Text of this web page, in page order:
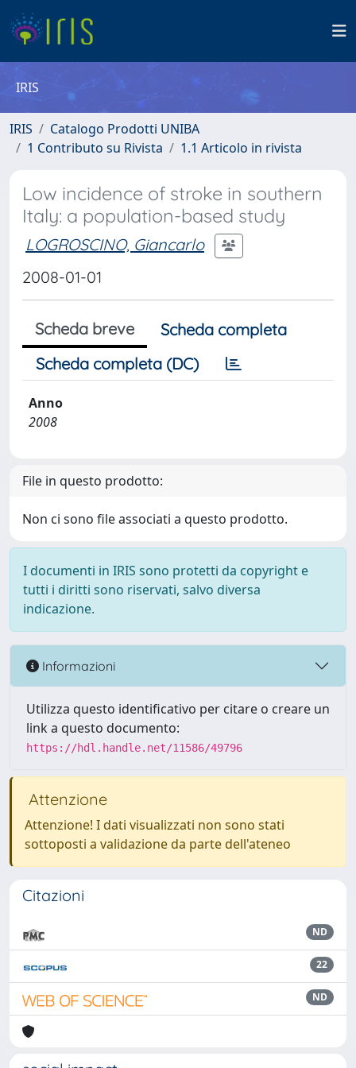
IRIS
IRIS
Catalogo Prodotti UNIBA
1 Contributo su Rivista
1.1 Articolo in rivista
Low incidence of stroke in southern
Italy: a population-based study
LOGROSCINO, Giancarlo
2008-01-01
Scheda breve
Scheda completa
Scheda completa (DC)
Anno
2008
File in questo prodotto:
Non ci sono file associati a questo prodotto.
I documenti in IRIS sono protetti da copyright e
tutti i diritti sono riservati, salvo diversa
indicazione.
Informazioni
Utilizza questo identificativo per citare o creare un
link a questo documento:
https://hdl.handle.net/11586/49796
Attenzione
Attenzione! I dati visualizzati non sono stati
sottoposti a validazione da parte dell'ateneo
Citazioni
ND
22
ND